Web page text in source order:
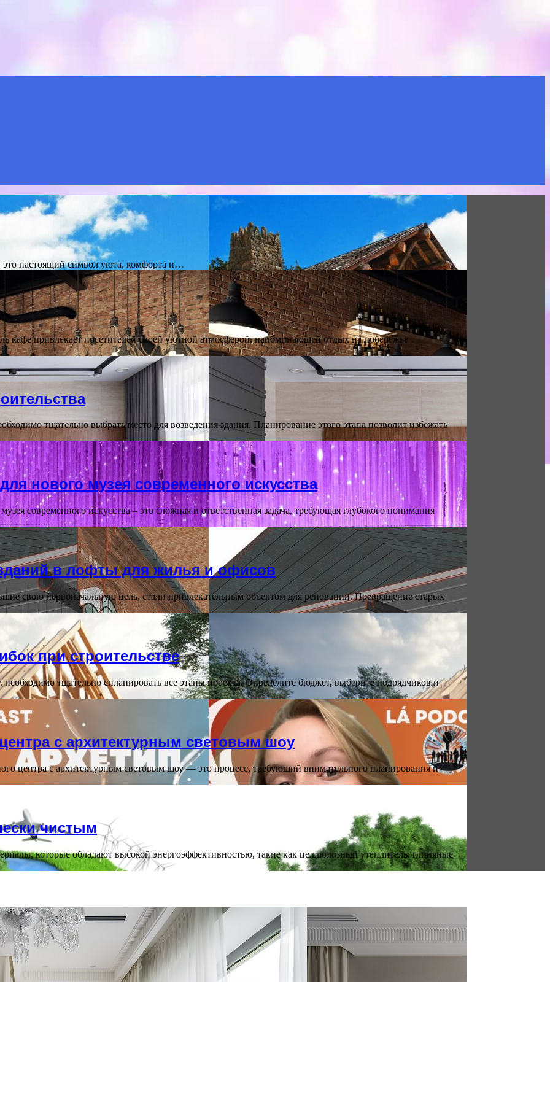
настоящий символ уюта, комфорта и…
кафе привлекает посетителей своей уютной атмосферой, напоминающей отдых на побережье
тщательно выбрать место для возведения здания. Планирование этого этапа позволит избежать
нового музея современного искусства
современного искусства – это сложная и ответственная задача, требующая глубокого понимания
в лофты для жилья и офисов
свою первоначальную цель, стали привлекательным объектом для реновации. Превращение старых
при строительстве
тщательно спланировать все этапы проекта. Определите бюджет, выберите подрядчиков и
с архитектурным световым шоу
центра с архитектурным световым шоу — это процесс, требующий внимательного планирования и
чистым
которые обладают высокой энергоэффективностью, такие как целлюлозный утеплитель, глиняные